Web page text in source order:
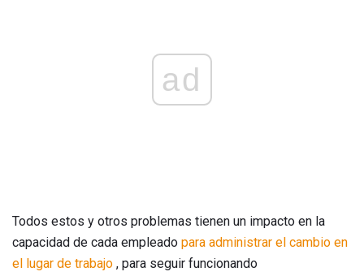
ad
Todos estos y otros problemas tienen un impacto en la
capacidad de cada empleado para administrar el cambio en
el lugar de trabajo , para seguir funcionando